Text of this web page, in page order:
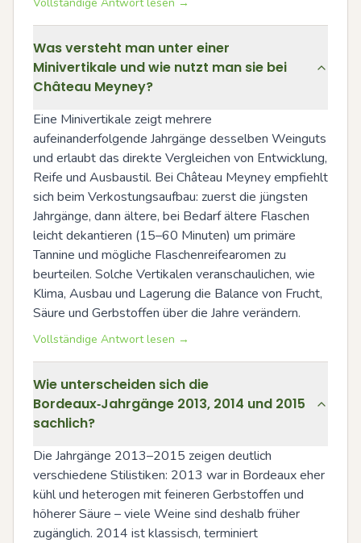
Was versteht man unter einer
Minivertikale und wie nutzt man sie bei
Château Meyney?
Eine Minivertikale zeigt mehrere
aufeinanderfolgende Jahrgänge desselben Weinguts
und erlaubt das direkte Vergleichen von Entwicklung,
Reife und Ausbaustil. Bei Château Meyney empfiehlt
sich beim Verkostungsaufbau: zuerst die jüngsten
Jahrgänge, dann ältere, bei Bedarf ältere Flaschen
leicht dekantieren (15–60 Minuten) um primäre
Tannine und mögliche Flaschenreifearomen zu
beurteilen. Solche Vertikalen veranschaulichen, wie
Klima, Ausbau und Lagerung die Balance von Frucht,
Säure und Gerbstoffen über die Jahre verändern.
Vollständige Antwort lesen →
Wie unterscheiden sich die
Bordeaux‑Jahrgänge 2013, 2014 und 2015
sachlich?
Die Jahrgänge 2013–2015 zeigen deutlich
verschiedene Stilistiken: 2013 war in Bordeaux eher
kühl und heterogen mit feineren Gerbstoffen und
höherer Säure – viele Weine sind deshalb früher
zugänglich. 2014 ist klassisch, terminiert